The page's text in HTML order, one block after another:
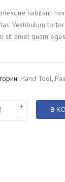
habitant
Vestibulum
sit amet quam
Hand Tool,
+
-
В